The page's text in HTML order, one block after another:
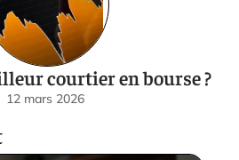
courtier en bourse ?
12 mars 2026